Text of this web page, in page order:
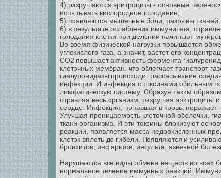
4) разрушаются эритроциты - основные
испытывать кислородное голодание;
5) появляются мышечные боли, разрывы тканей,
6) в результате ослабления иммунитета,
голодания клетки при делении начинают
Во время физической нагрузки повышается
углекислого газа, а значит, растет его
СО2 повышает активность фермента
клеточных мембран, что облегчает транспорт
гиалуронидазы происходит рассасывание
инфекции. И инфекция с токсинами обильным
лимфатическую систему. Образуя таким
отравляя весь организм, разрушая эритроциты
сердце. Инфекция, попавшая в кровь, поражает
Улучшая проницаемость клеточной оболочки,
ткани организма. И эти токсины блокируют
реакции, появляется масса недоокисленных
клеток вплоть до гибели. Появляются и
бронхитов, инфарктов, инсульта, язвенной
:
Нарушаются все виды обмена веществ во всех
нормальное течение иммунных реакций.